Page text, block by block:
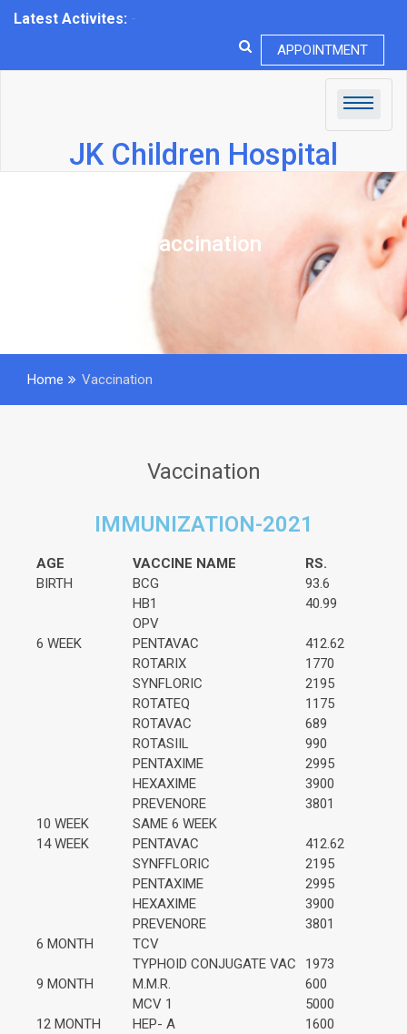
Latest Activites: T_
APPOINTMENT
JK Children Hospital
Vaccination
Home Vaccination
Vaccination
IMMUNIZATION-2021
AGE VACCINE NAME
RS.
BIRTH
BCG
93.6
HB1
40.99
OPV
6 WEEK
PENTAVAC
412.62
ROTARIX
1770
SYNFLORIC
2195
ROTATEQ
1175
ROTAVAC
689
ROTASIIL
990
PENTAXIME
2995
HEXAXIME
3900
PREVENORE
3801
10 WEEK
SAME 6 WEEK
14 WEEK
PENTAVAC
412.62
SYNFFLORIC
2195
PENTAXIME
2995
HEXAXIME
3900
PREVENORE
3801
6 MONTH
TCV
TYPHOID CONJUGATE VAC
1973
9 MONTH
M.M.R.
600
MCV 1
5000
12 MONTH
HEP- A
1600